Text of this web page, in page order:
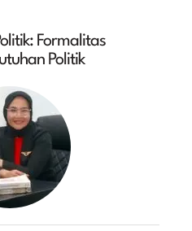
Formalitas
Politik